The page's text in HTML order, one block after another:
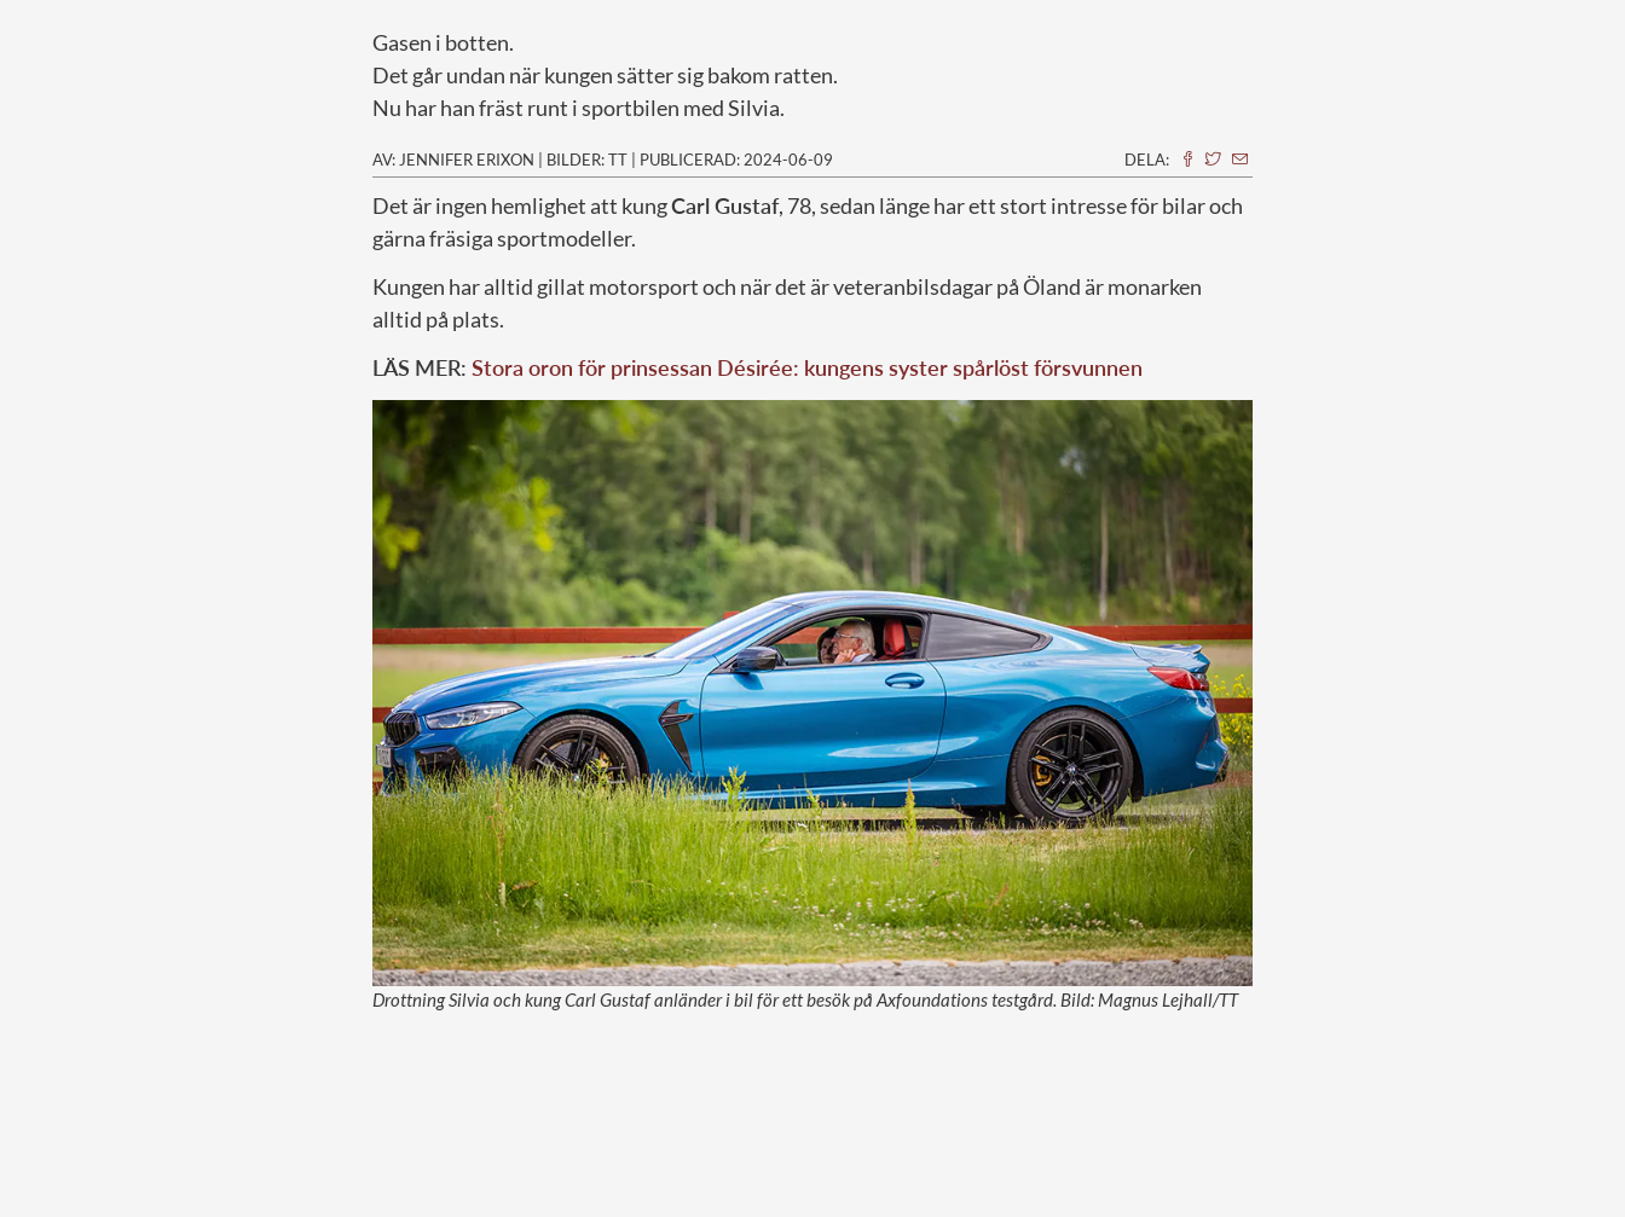
Gasen i botten.
Det går undan när kungen sätter sig bakom ratten.
Nu har han fräst runt i sportbilen med Silvia.
AV: JENNIFER ERIXON | BILDER: TT | PUBLICERAD: 2024-06-09 DELA:
Det är ingen hemlighet att kungCarl Gustaf, 78, sedan länge har ett stort intresse för bilar och
gärna fräsiga sportmodeller.
Kungen har alltid gillat motorsport och när det är veteranbilsdagar på Öland är monarken
alltid på plats.
LÄS MER: Stora oron för prinsessan Désirée: kungens syster spårlöst försvunnen
Drottning Silvia och kung Carl Gustaf anländer i bil för ett besök på Axfoundations testgård. Bild: Magnus Lejhall/TT